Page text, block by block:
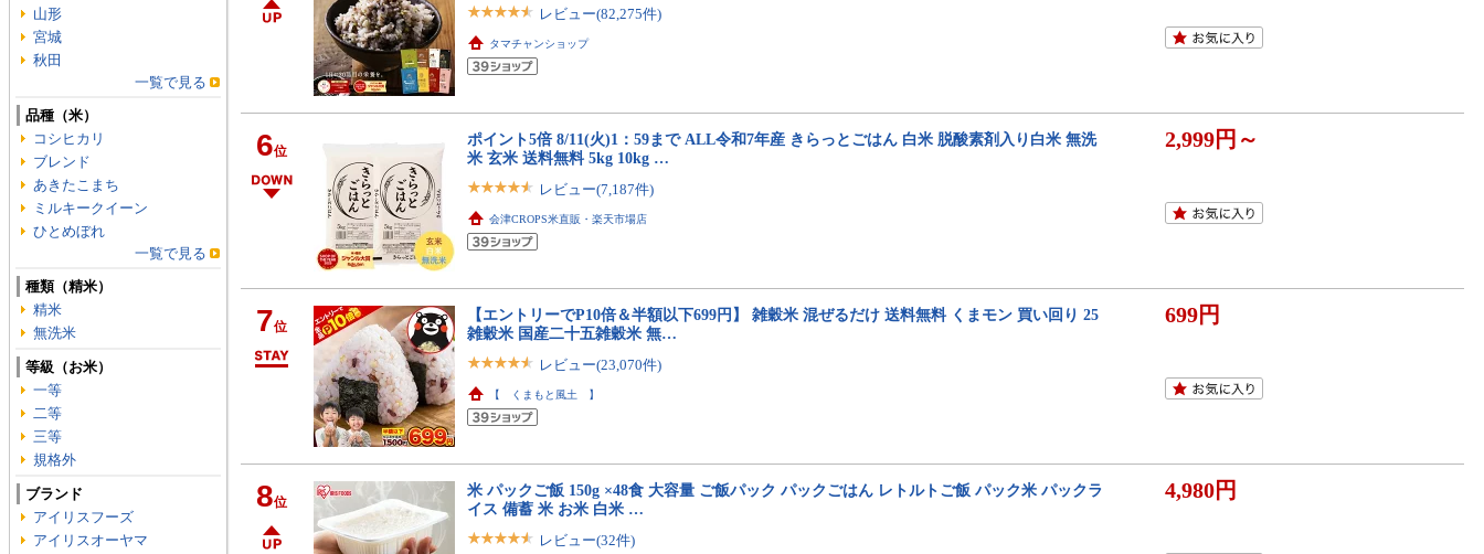
レビュー(82,275件)
タマチャンショップ
6位
ポイント5倍 8/11(火)1：59まで ALL令和7年産 きらっとごはん 白米 脱酸素剤入り白米 無洗
米 玄米 送料無料 5kg 10kg …
レビュー(7,187件)
会津CROPS米直販・楽天市場店
2,999円～
7位
【エントリーでP10倍＆半額以下699円】 雑穀米 混ぜるだけ 送料無料 くまモン 買い回り 25
雑穀米 国産二十五雑穀米 無…
レビュー(23,070件)
【 くまもと風土 】
699円
8位
米 パックご飯 150g ×48食 大容量 ご飯パック パックごはん レトルトご飯 パック米 パックラ
イス 備蓄 米 お米 白米 …
レビュー(32件)
4,980円
山形
宮城
秋田
一覧で見る
品種（米）
コシヒカリ
ブレンド
あきたこまち
ミルキークイーン
ひとめぼれ
一覧で見る
種類（精米）
精米
無洗米
等級（お米）
一等
二等
三等
規格外
ブランド
アイリスフーズ
アイリスオーヤマ